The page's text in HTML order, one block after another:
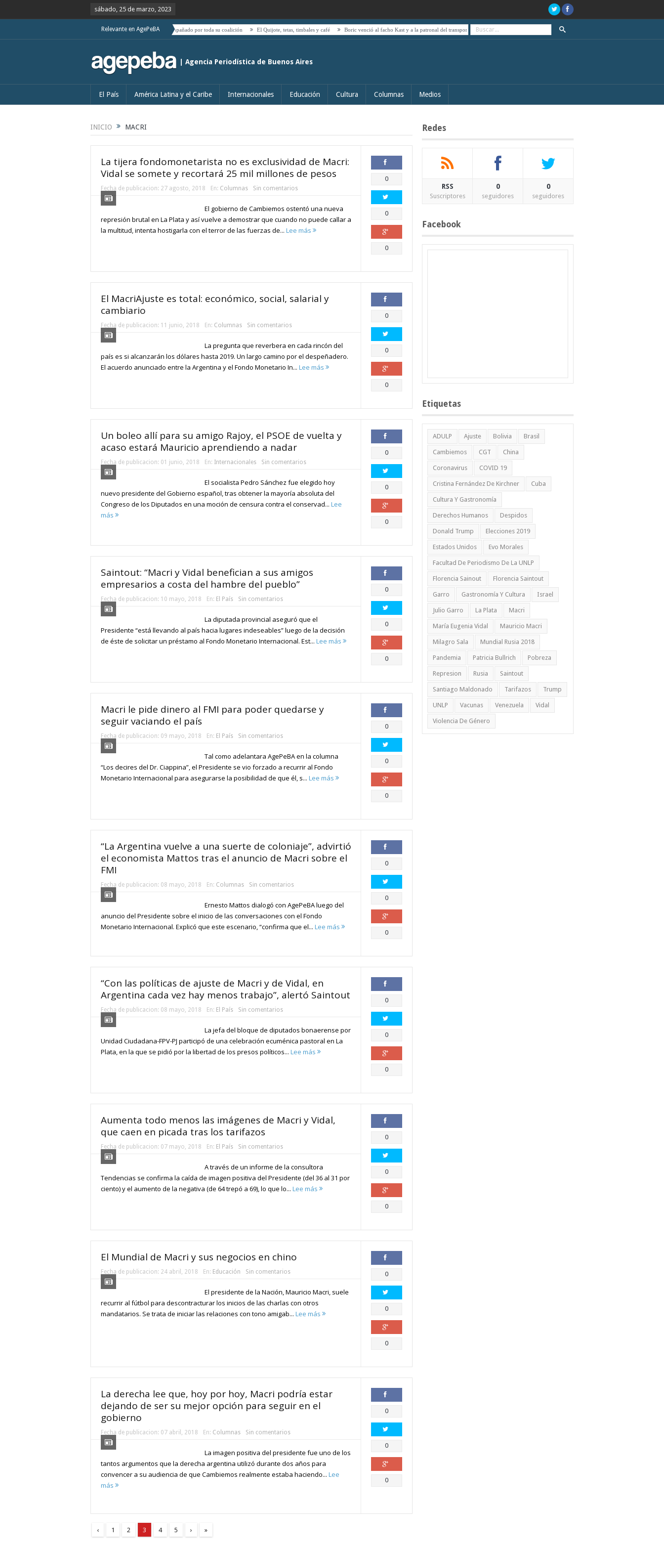
sábado, 25 de marzo, 2023
Relevante en AgePeBA
Habrá que ver si el deslizamiento de Boric hacia el centro es acompañado por toda su coalición El Quijote, tetas, timbales y café Boric venció al facho Kast y a la patronal del transporte público, de paro el día de las elecciones A 20 años del estallido social y el “que se
| Agencia Periodística de Buenos Aires
El País América Latina y el Caribe Internacionales Educación Cultura Columnas Medios
INICIO MACRI
La tijera fondomonetarista no es exclusividad de Macri:
Vidal se somete y recortará 25 mil millones de pesos
Fecha de publicacion: 27 agosto, 2018 En: Columnas Sin comentarios
El gobierno de Cambiemos ostentó una nueva
represión brutal en La Plata y así vuelve a demostrar que cuando no puede callar a
la multitud, intenta hostigarla con el terror de las fuerzas de... Lee más
Compartir
0
Compartir
0
Compartir
0
El MacriAjuste es total: económico, social, salarial y
cambiario
Fecha de publicacion: 11 junio, 2018 En: Columnas Sin comentarios
La pregunta que reverbera en cada rincón del
país es si alcanzarán los dólares hasta 2019. Un largo camino por el despeñadero.
El acuerdo anunciado entre la Argentina y el Fondo Monetario In... Lee más
Compartir
0
Compartir
0
Compartir
0
Un boleo allí para su amigo Rajoy, el PSOE de vuelta y
acaso estará Mauricio aprendiendo a nadar
Fecha de publicacion: 01 junio, 2018 En: Internacionales Sin comentarios
El socialista Pedro Sánchez fue elegido hoy
nuevo presidente del Gobierno español, tras obtener la mayoría absoluta del
Congreso de los Diputados en una moción de censura contra el conservad... Lee
más
Compartir
0
Compartir
0
Compartir
0
Saintout: “Macri y Vidal benefician a sus amigos
empresarios a costa del hambre del pueblo”
Fecha de publicacion: 10 mayo, 2018 En: El País Sin comentarios
La diputada provincial aseguró que el
Presidente “está llevando al país hacia lugares indeseables” luego de la decisión
de éste de solicitar un préstamo al Fondo Monetario Internacional. Est... Lee más
Compartir
0
Compartir
0
Compartir
0
Macri le pide dinero al FMI para poder quedarse y
seguir vaciando el país
Fecha de publicacion: 09 mayo, 2018 En: El País Sin comentarios
Tal como adelantara AgePeBA en la columna
“Los decires del Dr. Ciappina”, el Presidente se vio forzado a recurrir al Fondo
Monetario Internacional para asegurarse la posibilidad de que él, s... Lee más
Compartir
0
Compartir
0
Compartir
0
“La Argentina vuelve a una suerte de coloniaje”, advirtió
el economista Mattos tras el anuncio de Macri sobre el
FMI
Fecha de publicacion: 08 mayo, 2018 En: Columnas Sin comentarios
Ernesto Mattos dialogó con AgePeBA luego del
anuncio del Presidente sobre el inicio de las conversaciones con el Fondo
Monetario Internacional. Explicó que este escenario, “confirma que el... Lee más
Compartir
0
Compartir
0
Compartir
0
“Con las políticas de ajuste de Macri y de Vidal, en
Argentina cada vez hay menos trabajo”, alertó Saintout
Fecha de publicacion: 08 mayo, 2018 En: El País Sin comentarios
La jefa del bloque de diputados bonaerense por
Unidad Ciudadana-FPV-PJ participó de una celebración ecuménica pastoral en La
Plata, en la que se pidió por la libertad de los presos políticos... Lee más
Compartir
0
Compartir
0
Compartir
0
Aumenta todo menos las imágenes de Macri y Vidal,
que caen en picada tras los tarifazos
Fecha de publicacion: 07 mayo, 2018 En: El País Sin comentarios
A través de un informe de la consultora
Tendencias se confirma la caída de imagen positiva del Presidente (del 36 al 31 por
ciento) y el aumento de la negativa (de 64 trepó a 69), lo que lo... Lee más
Compartir
0
Compartir
0
Compartir
0
El Mundial de Macri y sus negocios en chino
Fecha de publicacion: 24 abril, 2018 En: Educación Sin comentarios
El presidente de la Nación, Mauricio Macri, suele
recurrir al fútbol para descontracturar los inicios de las charlas con otros
mandatarios. Se trata de iniciar las relaciones con tono amigab... Lee más
Compartir
0
Compartir
0
Compartir
0
La derecha lee que, hoy por hoy, Macri podría estar
dejando de ser su mejor opción para seguir en el
gobierno
Fecha de publicacion: 07 abril, 2018 En: Columnas Sin comentarios
La imagen positiva del presidente fue uno de los
tantos argumentos que la derecha argentina utilizó durante dos años para
convencer a su audiencia de que Cambiemos realmente estaba haciendo... Lee
más
Compartir
0
Compartir
0
Compartir
0
‹ 1 2 3 4 5 › »
Redes
RSS
Suscriptores
0
seguidores
0
seguidores
Facebook
Etiquetas
ADULP Ajuste Bolivia Brasil
Cambiemos CGT China
Coronavirus COVID 19
Cristina Fernández De Kirchner Cuba
Cultura Y Gastronomía
Derechos Humanos Despidos
Donald Trump Elecciones 2019
Estados Unidos Evo Morales
Facultad De Periodismo De La UNLP
Florencia Sainout Florencia Saintout
Garro Gastronomía Y Cultura Israel
Julio Garro La Plata Macri
María Eugenia Vidal Mauricio Macri
Milagro Sala Mundial Rusia 2018
Pandemia Patricia Bullrich Pobreza
Represion Rusia Saintout
Santiago Maldonado Tarifazos Trump
UNLP Vacunas Venezuela Vidal
Violencia De Género